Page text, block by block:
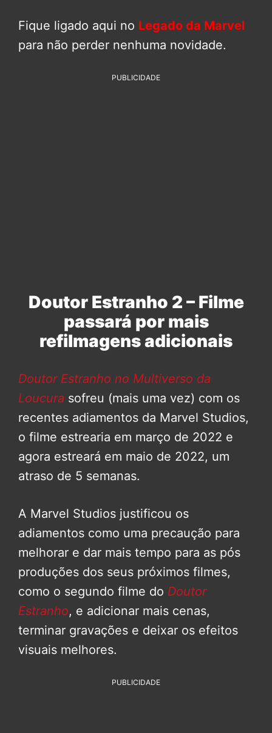
Fique ligado aqui no Legado da Marvel
para não perder nenhuma novidade.
PUBLICIDADE
Doutor Estranho 2 – Filme
passará por mais
refilmagens adicionais
Doutor Estranho no Multiverso da
Loucura sofreu (mais uma vez) com os
recentes adiamentos da Marvel Studios,
o filme estrearia em março de 2022 e
agora estreará em maio de 2022, um
atraso de 5 semanas.
A Marvel Studios justificou os
adiamentos como uma precaução para
melhorar e dar mais tempo para as pós
produções dos seus próximos filmes,
como o segundo filme do Doutor
Estranho, e adicionar mais cenas,
terminar gravações e deixar os efeitos
visuais melhores.
PUBLICIDADE